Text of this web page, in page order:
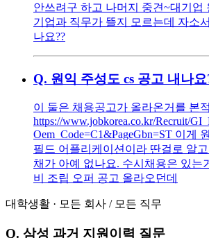
안쓰려구 하고 나머지 중견~대기업
기업과 직무가 뜰지 모르는데 자소
나요??
Q. 원익 주성도 cs 공고 내나요
이 둘은 채용공고가 올라온거를 본
https://www.jobkorea.co.kr/Recruit/
Oem_Code=C1&PageGbn=ST 이게
필드 어플리케이션이라 딴걸로 알
채가 아예 없나요. 수시채용은 있는
비 조립 오퍼 공고 올라오던데
대학생활 · 모든 회사 / 모든 직무
Q. 삼성 과거 지원이력 질문